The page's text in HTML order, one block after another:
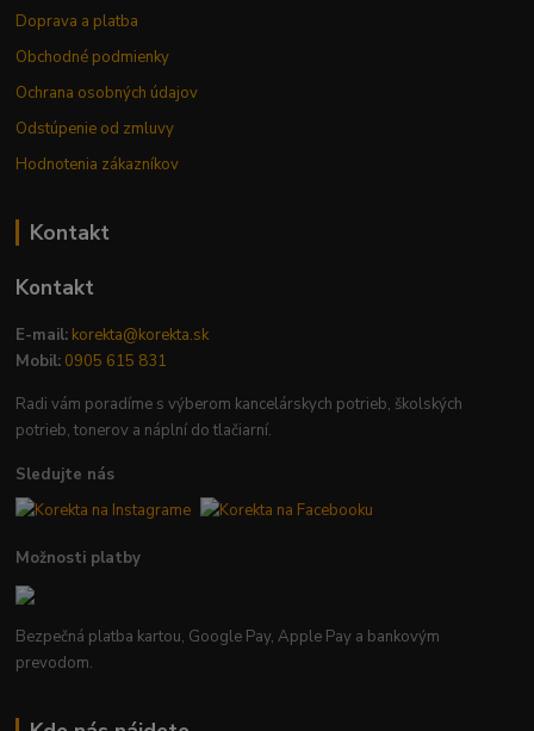
Doprava a platba
Obchodné podmienky
Ochrana osobných údajov
Odstúpenie od zmluvy
Hodnotenia zákazníkov
Kontakt
Kontakt
E-mail: korekta@korekta.sk
Mobil: 0905 615 831
Radi vám poradíme s výberom kancelárskych potrieb, školských
potrieb, tonerov a náplní do tlačiarní.
Sledujte nás
Možnosti platby
Bezpečná platba kartou, Google Pay, Apple Pay a bankovým
prevodom.